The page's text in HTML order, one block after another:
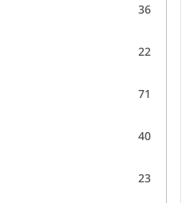
36
22
71
40
23